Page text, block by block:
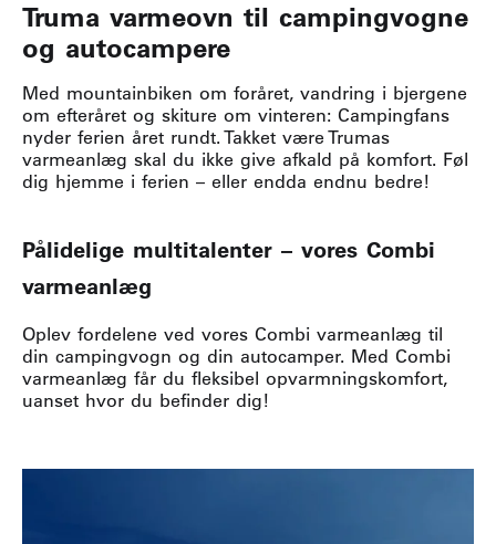
Truma varmeovn til campingvogne
og autocampere
Med mountainbiken om foråret, vandring i bjergene
om efteråret og skiture om vinteren: Campingfans
nyder ferien året rundt. Takket være Trumas
varmeanlæg skal du ikke give afkald på komfort. Føl
dig hjemme i ferien – eller endda endnu bedre!
Pålidelige multitalenter – vores Combi
varmeanlæg
Oplev fordelene ved vores Combi varmeanlæg til
din campingvogn og din autocamper. Med Combi
varmeanlæg får du fleksibel opvarmningskomfort,
uanset hvor du befinder dig!